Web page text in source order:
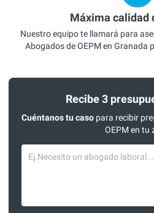
Máxima calidad
Nuestro equipo te llamará para
Abogados de OEPM en Granada
Recibe 3
Cuéntanos tu casopara recibir
OEPM en tu